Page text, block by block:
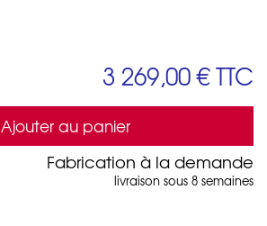
3 269,00 €TTC
Ajouter au panier
Fabrication à la demande
livraison sous 8 semaines